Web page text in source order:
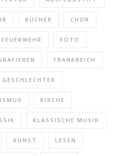
BÜCHER CHOR
FEUERWEHR FOTO
FRANKREICH
GESCHLECHTER
KIRCHE
KLASSISCHE MUSIK
KUNST LESEN